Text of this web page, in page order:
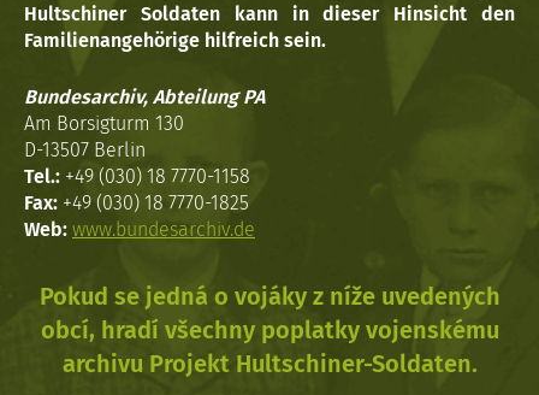
Hultschiner Soldaten kann in dieser Hinsicht den
Familienangehörige hilfreich sein.
Bundesarchiv, Abteilung PA
Am Borsigturm 130
D-13507 Berlin
Tel.: +49 (030) 18 7770-1158
Fax: +49 (030) 18 7770-1825
Web: www.bundesarchiv.de
Pokud se jedná o vojáky z níže uvedených
obcí, hradí všechny poplatky vojenskému
archivu Projekt Hultschiner-Soldaten.